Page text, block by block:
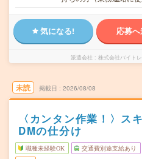
気になる! 応募
派遣会社 株式会社バイト
未読 掲載日 2026/08/08
〈カンタン作業！〉ス
DMの仕分け
職種未経験OK 交通費別途支給あり